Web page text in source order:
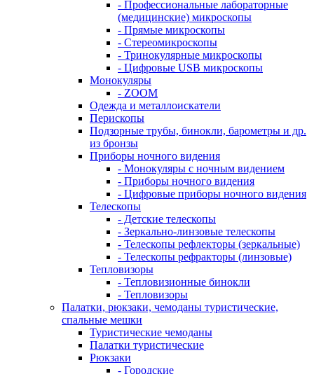
- Профессиональные лабораторные
(медицинские) микроскопы
- Прямые микроскопы
- Стереомикроскопы
- Тринокулярные микроскопы
- Цифровые USB микроскопы
Монокуляры
- ZOOM
Одежда и металлоискатели
Перископы
Подзорные трубы, бинокли, барометры и др.
из бронзы
Приборы ночного видения
- Монокуляры с ночным видением
- Приборы ночного видения
- Цифровые приборы ночного видения
Телескопы
- Детские телескопы
- Зеркально-линзовые телескопы
- Телескопы рефлекторы (зеркальные)
- Телескопы рефракторы (линзовые)
Тепловизоры
- Тепловизионные бинокли
- Тепловизоры
Палатки, рюкзаки, чемоданы туристические,
спальные мешки
Туристические чемоданы
Палатки туристические
Рюкзаки
- Городские